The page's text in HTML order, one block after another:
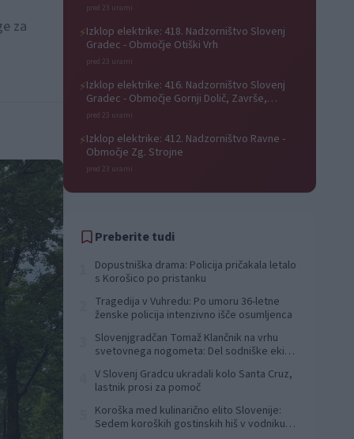
za
pred 23 urami
⚡Izklop elektrike: 418. Nadzorništvo Slovenj
Gradec - Območje Otiški Vrh
pred 23 urami
⚡Izklop elektrike: 416. Nadzorništvo Slovenj
Gradec - Območje Gornji Dolič, Završe,
Kozjak, Tolsti vrh pri Mislinji, Srednji Dolič,
pred 23 urami
⚡Izklop elektrike: 412. Nadzorništvo Ravne -
Območje Zg. Strojne
pred 23 urami
Preberite tudi
Dopustniška drama: Policija pričakala letalo
s Korošico po pristanku
Tragedija v Vuhredu: Po umoru 36-letne
ženske policija intenzivno išče osumljenca
Slovenjgradčan Tomaž Klančnik na vrhu
svetovnega nogometa: Del sodniške ekipe
V Slovenj Gradcu ukradali kolo Santa Cruz,
lastnik prosi za pomoč
Koroška med kulinarično elito Slovenije:
Sedem koroških gostinskih hiš v vodniku